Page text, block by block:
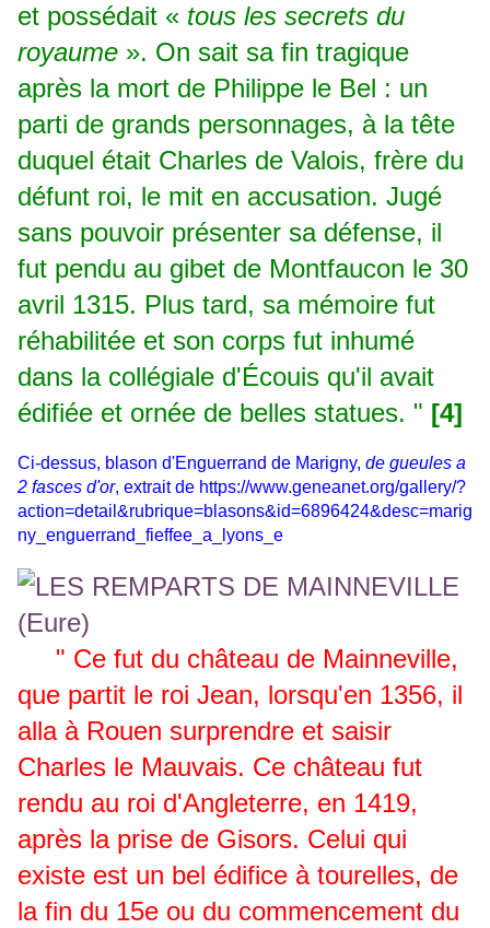
et possédait « tous les secrets du
royaume ». On sait sa fin tragique
après la mort de Philippe le Bel : un
parti de grands personnages, à la tête
duquel était Charles de Valois, frère du
défunt roi, le mit en accusation. Jugé
sans pouvoir présenter sa défense, il
fut pendu au gibet de Montfaucon le 30
avril 1315. Plus tard, sa mémoire fut
réhabilitée et son corps fut inhumé
dans la collégiale d'Écouis qu'il avait
édifiée et ornée de belles statues. " [4]
Ci-dessus, blason d'Enguerrand de Marigny, de gueules a
2 fasces d'or, extrait de https://www.geneanet.org/gallery/?
action=detail&rubrique=blasons&id=6896424&desc=marig
ny_enguerrand_fieffee_a_lyons_e
" Ce fut du château de Mainneville,
que partit le roi Jean, lorsqu'en 1356, il
alla à Rouen surprendre et saisir
Charles le Mauvais. Ce château fut
rendu au roi d'Angleterre, en 1419,
après la prise de Gisors. Celui qui
existe est un bel édifice à tourelles, de
la fin du 15e ou du commencement du